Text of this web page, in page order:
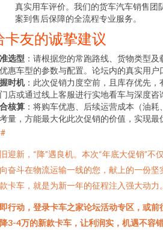
真实用车评价。我们的货车汽车销售团
案到售后保障的全流程专业服务。
卡友的诚挚建议
选型 ：请根据您的常跑路线、货物类型
惠车型的参数与配置。论坛内的真实用户
时机：此次促销力度空前，且库存优先
店或通过线上客服进行实地看车与深度
核算 ：将购车优惠、后续运营成本（油
量，方能最大化此次促销的价值，实现最
迎新，“降”遇良机。本次“年底大促销”不
奋斗在物流运输一线的您，献上的一份
卡车，就是为新一年的征程注入强大动力。
行动，登录卡车之家论坛活动专区，或
3-4万的新款卡车，让利润实，机遇不容